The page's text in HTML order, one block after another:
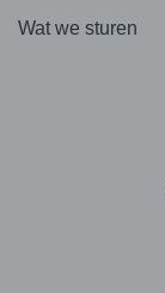
Wat we sturen